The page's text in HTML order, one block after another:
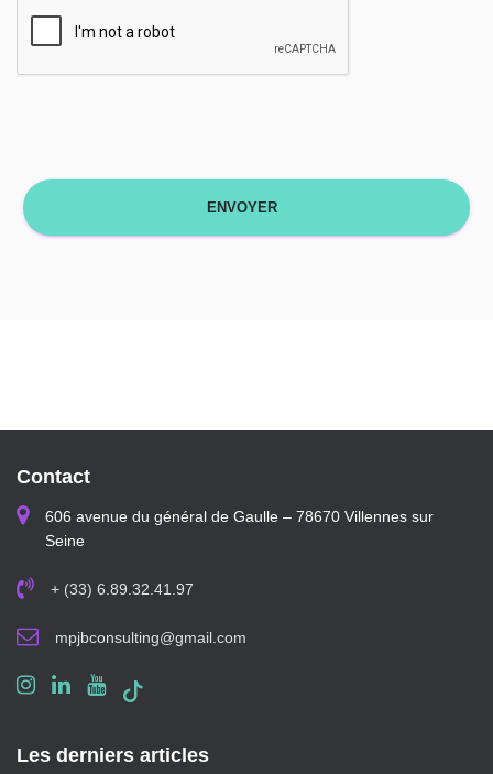
Contact
606 avenue du général de Gaulle – 78670 Villennes sur
Seine
+ (33) 6.89.32.41.97
mpjbconsulting@gmail.com
Les derniers articles